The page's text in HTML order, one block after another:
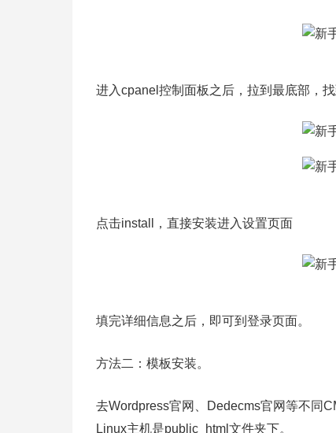
进入cpanel控制面板之后，拉到最底部，
点击install，直接安装进入设置页面
填完详细信息之后，即可到登录页面。
方法二：模板安装。
去Wordpress官网、Dedecms官网等不同
Linux主机是public_html文件夹下。